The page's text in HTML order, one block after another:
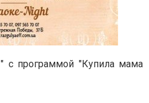
с программой "Купила мама